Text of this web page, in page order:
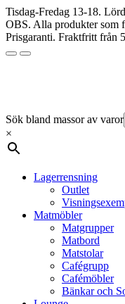
Tisdag-Fredag 13-18.
OBS. Alla produkter som
Prisgaranti. Fraktfritt från
Sök bland massor av varor
×
Lagerrensning
Outlet
Matmöbler
Matgrupper
Matbord
Matstolar
Cafégrupp
Cafémöbler
Bänkar och